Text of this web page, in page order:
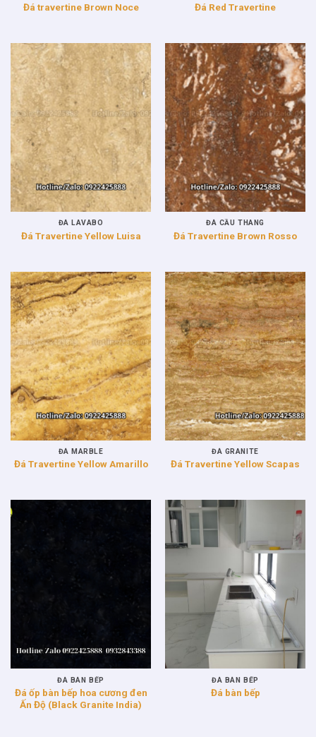
Đá travertine Brown Noce Đá Red Travertine
ĐÁ LAVABO
Đá Travertine Yellow Luisa
ĐÁ CẦU THANG
Đá Travertine Brown Rosso
ĐÁ MARBLE
Đá Travertine Yellow Amarillo
ĐÁ GRANITE
Đá Travertine Yellow Scapas
ĐÁ BÀN BẾP
Đá ốp bàn bếp hoa cương đen
Ấn Độ (Black Granite India)
ĐÁ BÀN BẾP
Đá bàn bếp